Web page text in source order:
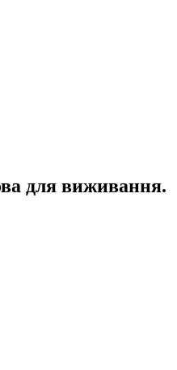
для виживання.